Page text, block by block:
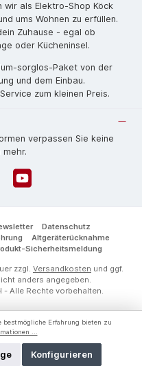
als Elektro-Shop Köck
ums Wohnen zu erfüllen.
Zuhause - egal ob
oder Kücheninsel.
sorg­los-Pa­ket von der
und dem Einbau.
zum kleinen Preis.
verpassen Sie keine
mehr.
YouTube
Datenschutz
Altgeräterücknahme
Sicherheitsmeldung
zzgl. Versandkosten und ggf.
anders angegeben.
Alle Rechte vorbehalten.
bestmögliche Erfahrung bieten zu
...
Konfigurieren